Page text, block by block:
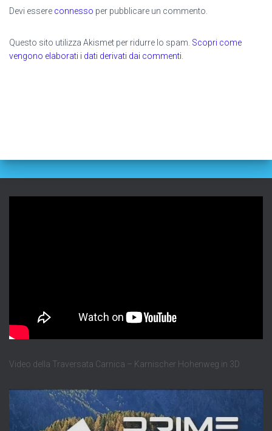
Devi essere connesso per pubblicare un commento.
Questo sito utilizza Akismet per ridurre lo spam. Scopri come
vengono elaborati i dati derivati dai commenti
Video della Traversata Carnica – Karnischer Hohenweg in 3D